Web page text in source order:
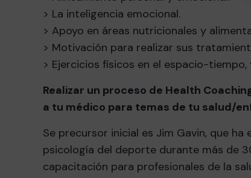
> La inteligencia emocional.
> Apoyo en áreas nutricionales y
> Motivación para realizar sus
> Ejercicios físicos en el espacio-
Realizar un proceso de Health
a tu médico para temas de tu salud/
Se precursor inicial es Jim Gavin, que
psicología del deporte durante más de
capacitación para profesionales de la